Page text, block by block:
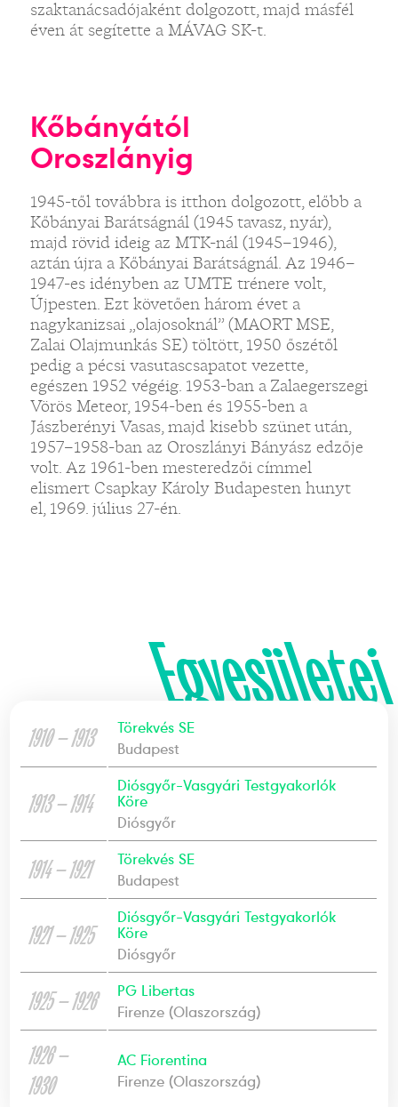
szaktanácsadójaként dolgozott, majd másfél
éven át segítette a MÁVAG SK-t.
Kőbányától
Oroszlányig
1945-től továbbra is itthon dolgozott, előbb a
Kőbányai Barátságnál (1945 tavasz, nyár),
majd rövid ideig az MTK-nál (1945–1946),
aztán újra a Kőbányai Barátságnál. Az 1946–
1947-es idényben az UMTE trénere volt,
Újpesten. Ezt követően három évet a
nagykanizsai „olajosoknál” (MAORT MSE,
Zalai Olajmunkás SE) töltött, 1950 őszétől
pedig a pécsi vasutascsapatot vezette,
egészen 1952 végéig. 1953-ban a Zalaegerszegi
Vörös Meteor, 1954-ben és 1955-ben a
Jászberényi Vasas, majd kisebb szünet után,
1957–1958-ban az Oroszlányi Bányász edzője
volt. Az 1961-ben mesteredzői címmel
elismert Csapkay Károly Budapesten hunyt
el, 1969. július 27-én.
Egyesületei
1910 — 1913
Törekvés SE
Budapest
1913 — 1914
Diósgyőr-Vasgyári Testgyakorlók
Köre
Diósgyőr
1914 — 1921
Törekvés SE
Budapest
1921 — 1925
Diósgyőr-Vasgyári Testgyakorlók
Köre
Diósgyőr
1925 — 1926
PG Libertas
Firenze (Olaszország)
1926 —
1930
AC Fiorentina
Firenze (Olaszország)